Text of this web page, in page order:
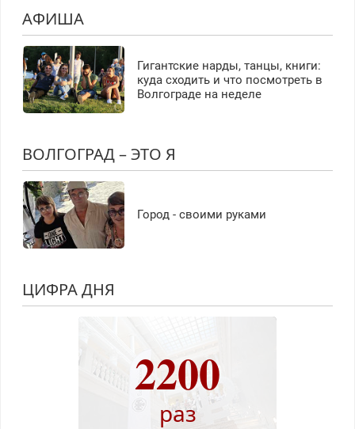
АФИША
Гигантские нарды, танцы, книги:
куда сходить и что посмотреть в
Волгограде на неделе
ВОЛГОГРАД – ЭТО Я
Город - своими руками
ЦИФРА ДНЯ
2200
раз